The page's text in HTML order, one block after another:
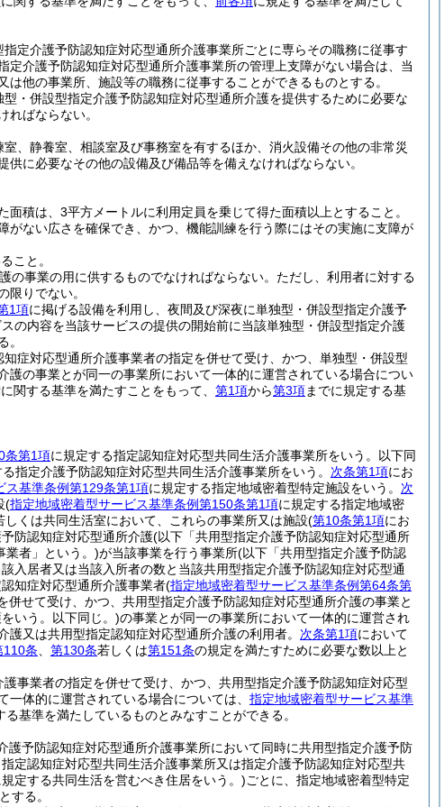
定介護予防認知症対応型通所介護事業所ごとに専らその職務に従事す
定介護予防認知症対応型通所介護事業所の管理上支障がない場合は、当
他の事業所、施設等の職務に従事することができるものとする。
・併設型指定介護予防認知症対応型通所介護を提供するために必要な
ばならない。
、静養室、相談室及び事務室を有するほか、消火設備その他の非常災
に必要なその他の設備及び備品等を備えなければならない。
積は、3平方メートルに利用定員を乗じて得た面積以上とすること。
ない広さを確保でき、かつ、機能訓練を行う際にはその実施に支障が
こと。
事業の用に供するものでなければならない。 ただし、利用者に対する
りでない。
1項に掲げる設備を利用し、夜間及び深夜に単独型・併設型指定介護予
の内容を当該サービスの提供の開始前に当該単独型・併設型指定介護
。
症対応型通所介護事業者の指定を併せて受け、かつ、単独型・併設型
の事業とが同一の事業所において一体的に運営されている場合につい
関する基準を満たすことをもって、 第1項から第3項までに規定する基
条第1項に規定する指定認知症対応型共同生活介護事業所をいう。以下同
指定介護予防認知症対応型共同生活介護事業所をいう。 次条第1項にお
ス基準条例第129条第1項に規定する指定地域密着型特定施設をいう。 次
(指定地域密着型サービス基準条例第150条第1項に規定する指定地域密
しくは共同生活室において、これらの事業所又は施設(第10条第1項にお
防認知症対応型通所介護(以下「共用型指定介護予防認知症対応型通所
業者」という。)が当該事業を行う事業所(以下「共用型指定介護予防認
入居者又は当該入所者の数と当該共用型指定介護予防認知症対応型通
知症対応型通所介護事業者(指定地域密着型サービス基準条例第64条第
併せて受け、かつ、共用型指定介護予防認知症対応型通所介護の事業と
いう。以下同じ。)の事業とが同一の事業所において一体的に運営され
又は共用型指定認知症対応型通所介護の利用者。 次条第1項において
110条 第130条若しくは第151条の規定を満たすために必要な数以上と
事業者の指定を併せて受け、かつ、共用型指定介護予防認知症対応型
体的に運営されている場合については、 指定地域密着型サービス基準
る基準を満たしているものとみなすことができる。
護予防認知症対応型通所介護事業所において同時に共用型指定介護予防
指定認知症対応型共同生活介護事業所又は指定介護予防認知症対応型共
定する共同生活を営むべき住居をいう。)ごとに、指定地域密着型特定
する。